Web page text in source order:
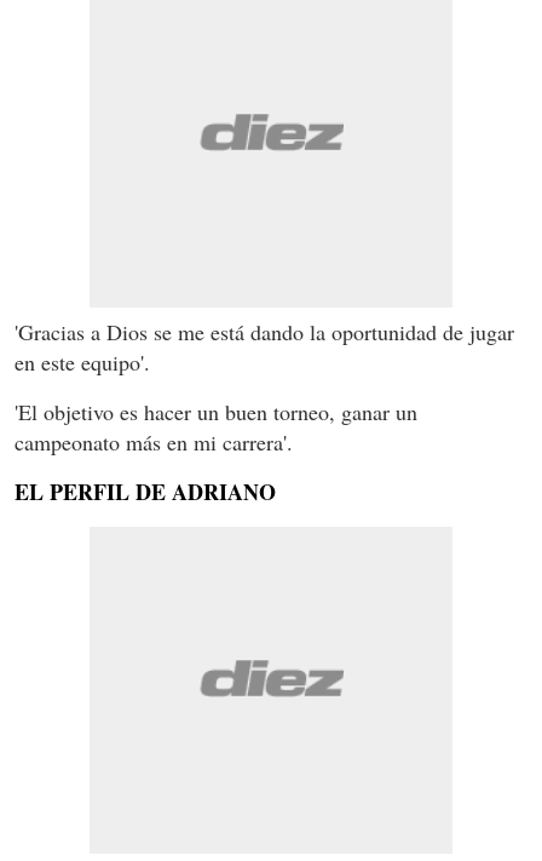
'Gracias a Dios se me está dando la oportunidad de jugar
en este equipo'.
'El objetivo es hacer un buen torneo, ganar un
campeonato más en mi carrera'.
EL PERFIL DE ADRIANO